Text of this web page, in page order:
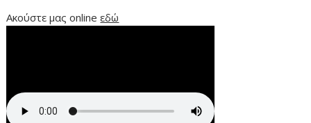
Ακούστε μας onlineεδώ